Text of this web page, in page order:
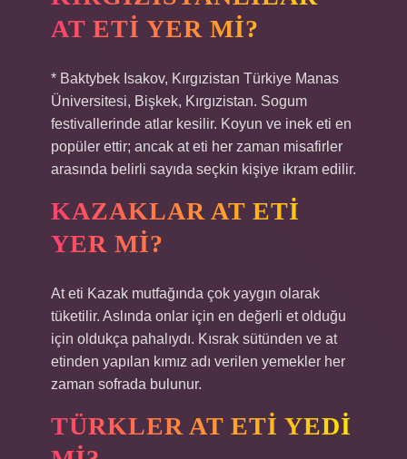
AT ETI YER MI?
* Baktybek Isakov, Kırgızistan Türkiye Manas
Üniversitesi, Bişkek, Kırgızistan. Sogum
festivallerinde atlar kesilir. Koyun ve inek eti en
popüler ettir; ancak at eti her zaman misafirler
arasında belirli sayıda seçkin kişiye ikram edilir.
KAZAKLAR AT ETI
YER MI?
At eti Kazak mutfağında çok yaygın olarak
tüketilir. Aslında onlar için en değerli et olduğu
için oldukça pahalıydı. Kısrak sütünden ve at
etinden yapılan kımız adı verilen yemekler her
zaman sofrada bulunur.
TÜRKLER AT ETI YEDI